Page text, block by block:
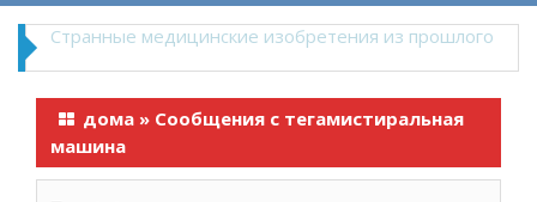
Что пить в жару
дома » Сообщения с тегамистиральная
машина